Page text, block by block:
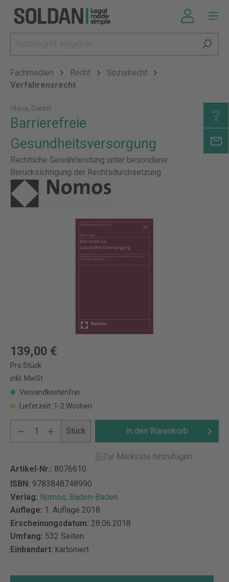
Fachmedien Recht
Sozialrecht
Verfahrensrecht
Hlava, Daniel
Barrierefreie
Gesundheitsversorgung
Rechtliche Gewährleistung unter besonderer
Berücksichtigung der Rechtsdurchsetzung
139,00 €
Pro Stück
inkl. MwSt.
Versandkostenfrei
Lieferzeit: 1-2 Wochen
Stück In den Warenkorb
Zur Merkliste hinzufügen
Artikel-Nr.: 8076610
ISBN: 9783848748990
Verlag: Nomos, Baden-Baden
Auflage: 1. Auflage 2018
Erscheinungsdatum: 28.06.2018
Umfang: 532 Seiten
Einbandart: kartoniert